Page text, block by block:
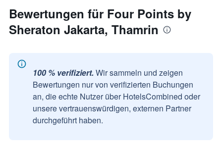
Bewertungen für Four Points by
Sheraton Jakarta, Thamrin
100 % verifiziert. Wir sammeln und zeigen
Bewertungen nur von verifizierten Buchungen
an, die echte Nutzer über HotelsCombined oder
unsere vertrauenswürdigen, externen Partner
durchgeführt haben.